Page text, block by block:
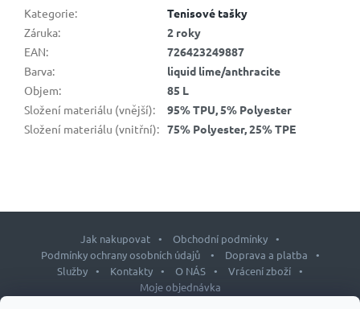
Kategorie:
Tenisové tašky
Záruka:
2 roky
EAN:
726423249887
Barva:
liquid lime/anthracite
Objem:
85 L
Složení materiálu (vnější):
95% TPU, 5% Polyester
Složení materiálu (vnitřní): 75% Polyester, 25% TPE
Jak nakupovat
Obchodní podmínky
Podmínky ochrany osobních údajů
Doprava a platba
Služby
Kontakty O NÁS
Vrácení zboží
Moje objednávka